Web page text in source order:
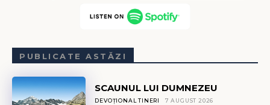
PUBLICATE ASTĂZI
SCAUNUL LUI DUMNEZEU
DEVOȚIONAL TINERI 7 AUGUST 2026